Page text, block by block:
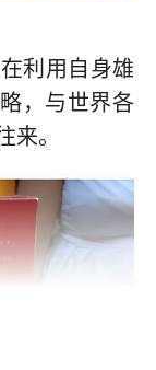
利用自身雄
，与世界各
来。